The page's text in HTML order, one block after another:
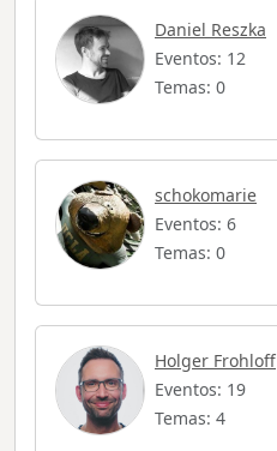
Daniel Reszka
Eventos: 12
Temas: 0
schokomarie
Eventos: 6
Temas: 0
Holger Frohloff
Eventos: 19
Temas: 4